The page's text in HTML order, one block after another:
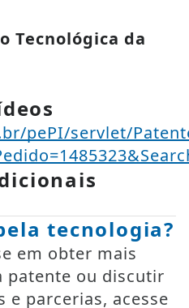
Tecnológica da
pePI/servlet/
tecnologia?
em obter mais
patente ou discutir
e parcerias, acesse